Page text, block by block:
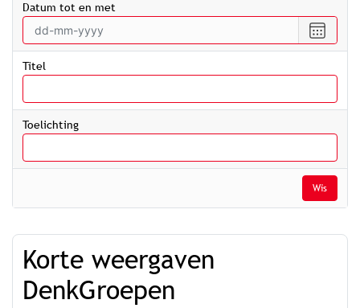
vanaf
Datum tot en met
een
tot
met
Titel
Toelichting
Wis
Korte weergaven
DenkGroepen